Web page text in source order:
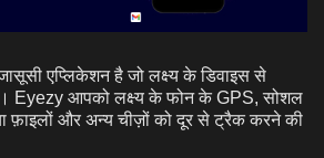
एप्लिकेशन है जो लक्ष्य के डिवाइस से
Eyezy आपको लक्ष्य के फोन के GPS, सोशल
फ़ाइलों और अन्य चीज़ों को दूर से ट्रैक करने की